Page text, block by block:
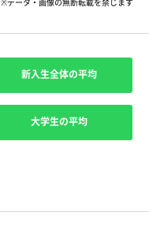
※データ・画像の無断転載を禁じます
新入生全体の平均
大学生の平均